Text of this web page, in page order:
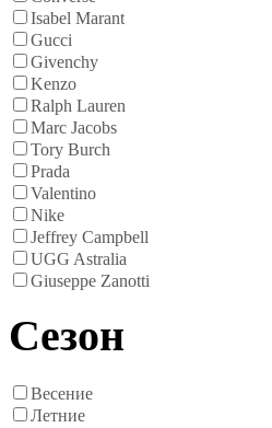
Isabel Marant
Gucci
Givenchy
Kenzo
Ralph Lauren
Marc Jacobs
Tory Burch
Prada
Valentino
Nike
Jeffrey Campbell
UGG Astralia
Giuseppe Zanotti
Сезон
Весение
Летние